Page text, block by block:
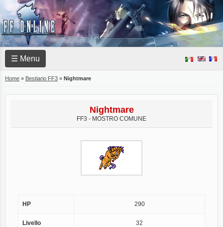
☰ Menu
Home » Bestiario FF3 » Nightmare
Nightmare
FF3 - MOSTRO COMUNE
HP 290
Livello 32